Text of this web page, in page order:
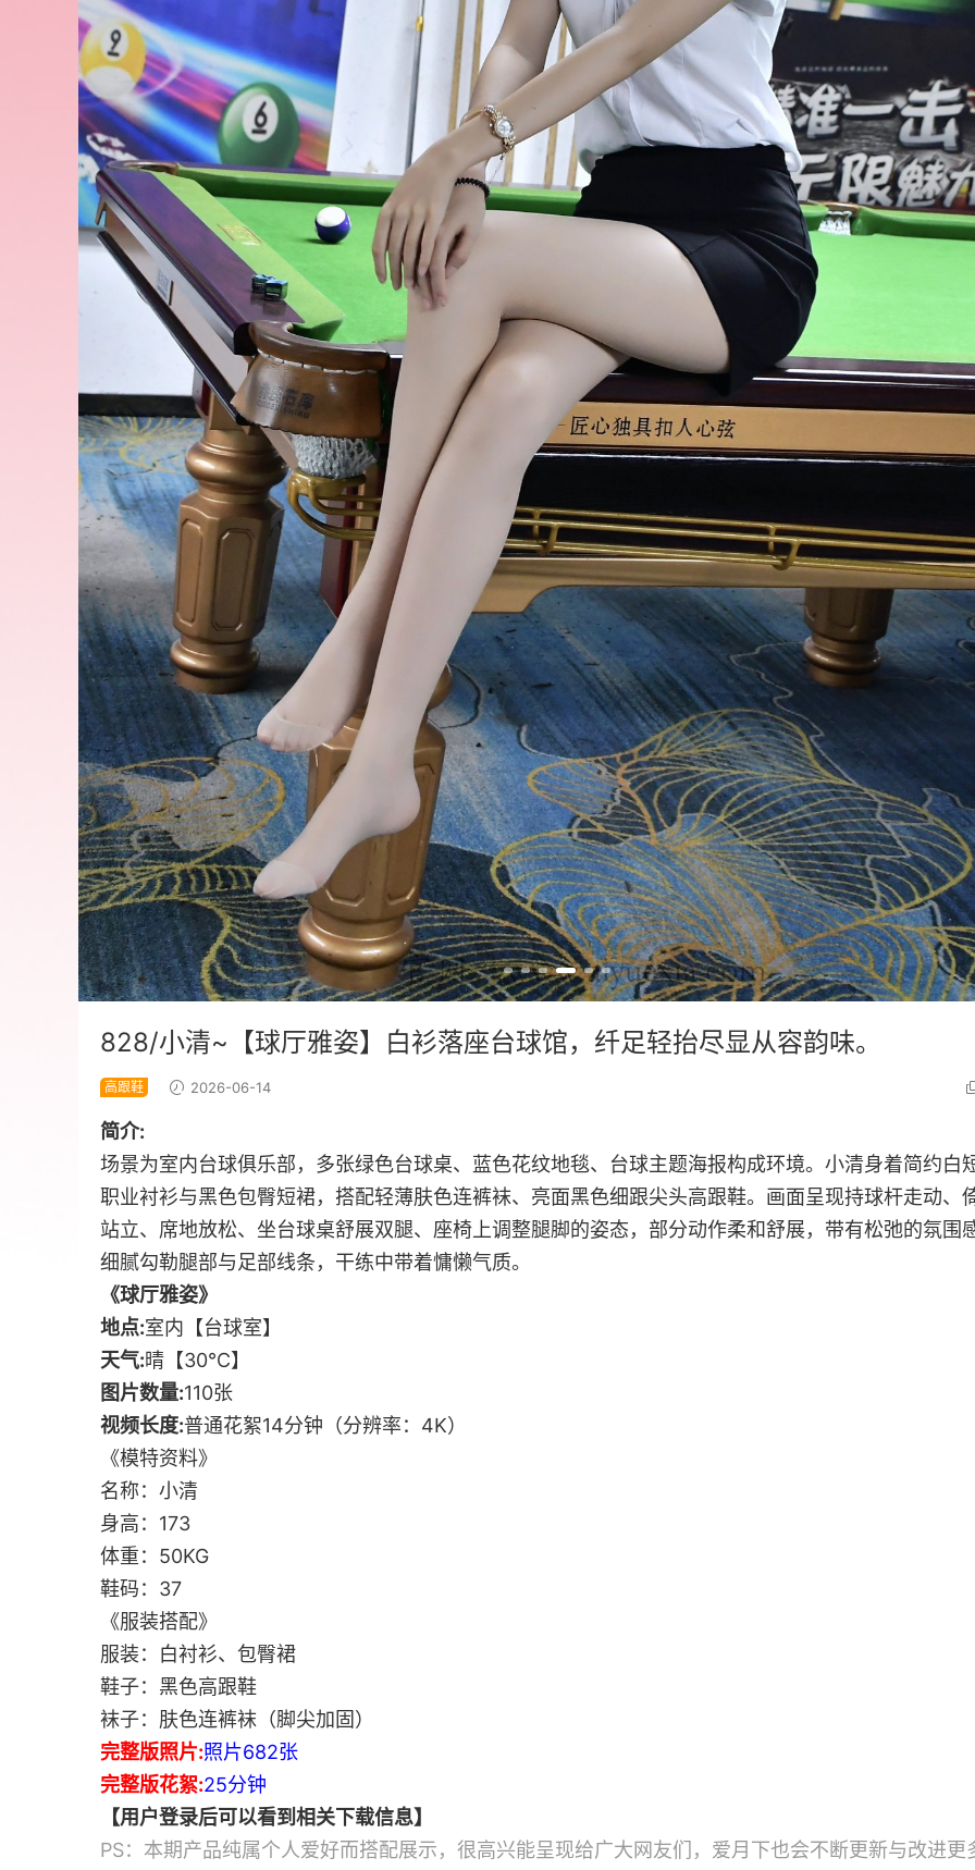
828/小清~【球厅雅姿】白衫落座台球馆，纤足轻抬尽显从容韵味。
高跟鞋 2026-06-14
简介:
场景为室内台球俱乐部，多张绿色台球桌、蓝色花纹地毯、台球主题海报构成环境。小清身着简约白
职业衬衫与黑色包臀短裙，搭配轻薄肤色连裤袜、亮面黑色细跟尖头高跟鞋。画面呈现持球杆走动、
站立、席地放松、坐台球桌舒展双腿、座椅上调整腿脚的姿态，部分动作柔和舒展，带有松弛的氛围
细腻勾勒腿部与足部线条，干练中带着慵懒气质。
《球厅雅姿》
地点:室内【台球室】
天气:晴【30℃】
图片数量:110张
视频长度:普通花絮14分钟（分辨率：4K）
《模特资料》
名称：小清
身高：173
体重：50KG
鞋码：37
《服装搭配》
服装：白衬衫、包臀裙
鞋子：黑色高跟鞋
袜子：肤色连裤袜（脚尖加固）
完整版照片:照片682张
完整版花絮:25分钟
【用户登录后可以看到相关下载信息】
PS：本期产品纯属个人爱好而搭配展示，很高兴能呈现给广大网友们，爱月下也会不断更新与改进更